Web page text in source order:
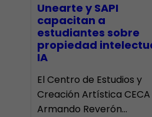
Unearte y SAPI
capacitan a
estudiantes sobre
propiedad
IA
El Centro de Estudios y
Creación Artística CECA
Armando Reverón…